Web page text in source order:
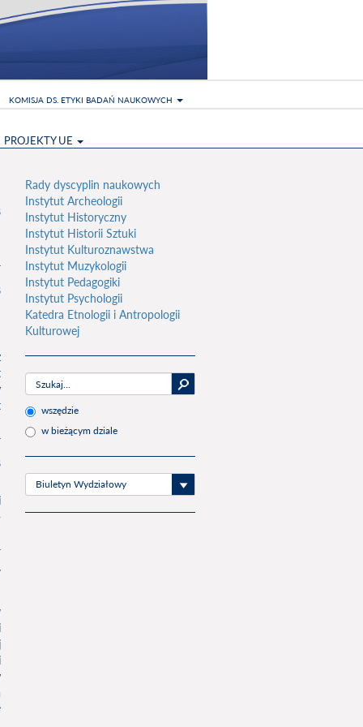
PROJEKTY UE
KOMISJA DS. ETYKI BADAŃ NAUKOWYCH
Rady dyscyplin naukowych
Instytut Archeologii
Instytut Historyczny
Instytut Historii Sztuki
Instytut Kulturoznawstwa
Instytut Muzykologii
Instytut Pedagogiki
Instytut Psychologii
Katedra Etnologii i Antropologii
Kulturowej
wszędzie
w bieżącym dziale
Biuletyn Wydziałowy